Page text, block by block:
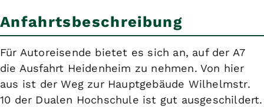
Anfahrtsbeschreibung
Für Autoreisende bietet es sich an, auf der A7
die Ausfahrt Heidenheim zu nehmen. Von hier
aus ist der Weg zur Hauptgebäude Wilhelmstr.
10 der Dualen Hochschule ist gut ausgeschildert.